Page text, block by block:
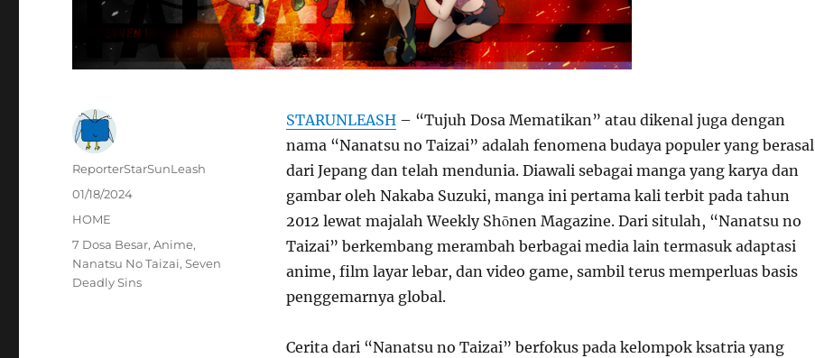
STARUNLEASH– “Tujuh Dosa Mematikan” atau dikenal juga dengan
nama “Nanatsu no Taizai” adalah fenomena budaya populer yang berasal
dari Jepang dan telah mendunia. Diawali sebagai manga yang karya dan
gambar oleh Nakaba Suzuki, manga ini pertama kali terbit pada tahun
2012 lewat majalah Weekly Shōnen Magazine. Dari situlah, “Nanatsu no
Taizai” berkembang merambah berbagai media lain termasuk adaptasi
anime, film layar lebar, dan video game, sambil terus memperluas basis
penggemarnya global.
Cerita dari “Nanatsu no Taizai” berfokus pada kelompok ksatria yang
Author
ReporterStarSunLeash
Posted
on
01/18/2024
Categories
HOME
Tags
7 Dosa Besar,Anime,
Nanatsu No Taizai,Seven
Deadly Sins